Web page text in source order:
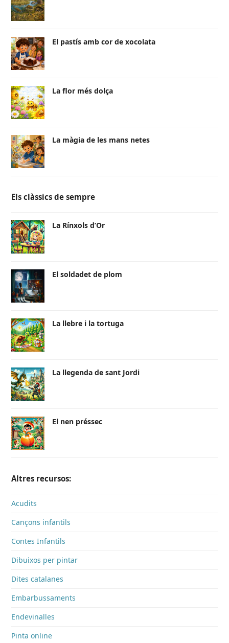
El pastís amb cor de xocolata
La flor més dolça
La màgia de les mans netes
Els clàssics de sempre
La Rínxols d’Or
El soldadet de plom
La llebre i la tortuga
La llegenda de sant Jordi
El nen préssec
Altres recursos:
Acudits
Cançons infantils
Contes Infantils
Dibuixos per pintar
Dites catalanes
Embarbussaments
Endevinalles
Pinta online